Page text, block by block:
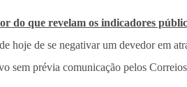
do que revelam os indicadores
hoje de se negativar um devedor em
sem prévia comunicação pelos